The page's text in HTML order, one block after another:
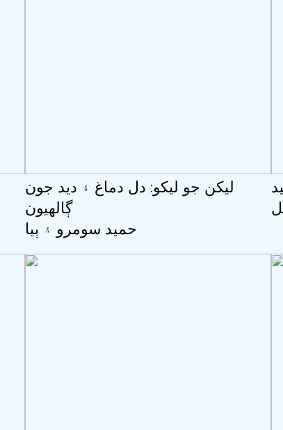
ليکن جو ليکو: دل دماغ ۽ ديد جون
ڳالھيون
حميد سومرو ۽ ٻيا